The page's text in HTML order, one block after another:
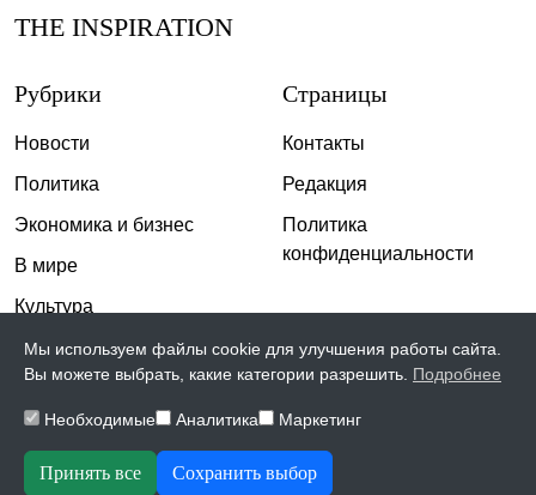
THE INSPIRATION
Рубрики
Новости
Политика
Экономика и бизнес
В мире
Культура
Спорт
Происшествия
Скандалы
Страницы
Контакты
Редакция
Политика
конфиденциальности
Мы используем файлы cookie для улучшения работы сайта.
Вы можете выбрать, какие категории разрешить. Подробнее
Необходимые Аналитика Маркетинг
Принять все Сохранить выбор